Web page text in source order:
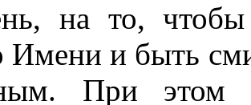
на то, чтобы
Имени и быть
При этом